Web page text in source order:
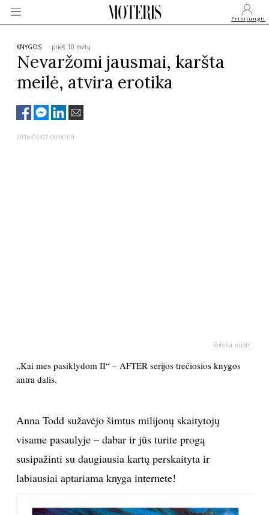
Prisijungti
VEIDAI
MONARCHIJA
KULTŪRA
LAISVALAIKIS
KINAS
KNYGOS prieš 10 metų
Nevaržomi jausmai, karšta
meilė, atvira erotika
2016-07-07 00:00:00
Fotolia nuotr.
„Kai mes pasiklydom II“ – AFTER serijos trečiosios knygos
antra dalis.
Anna Todd sužavėjo šimtus milijonų skaitytojų
visame pasaulyje – dabar ir jūs turite progą
susipažinti su daugiausia kartų perskaityta ir
labiausiai aptariama knyga internete!